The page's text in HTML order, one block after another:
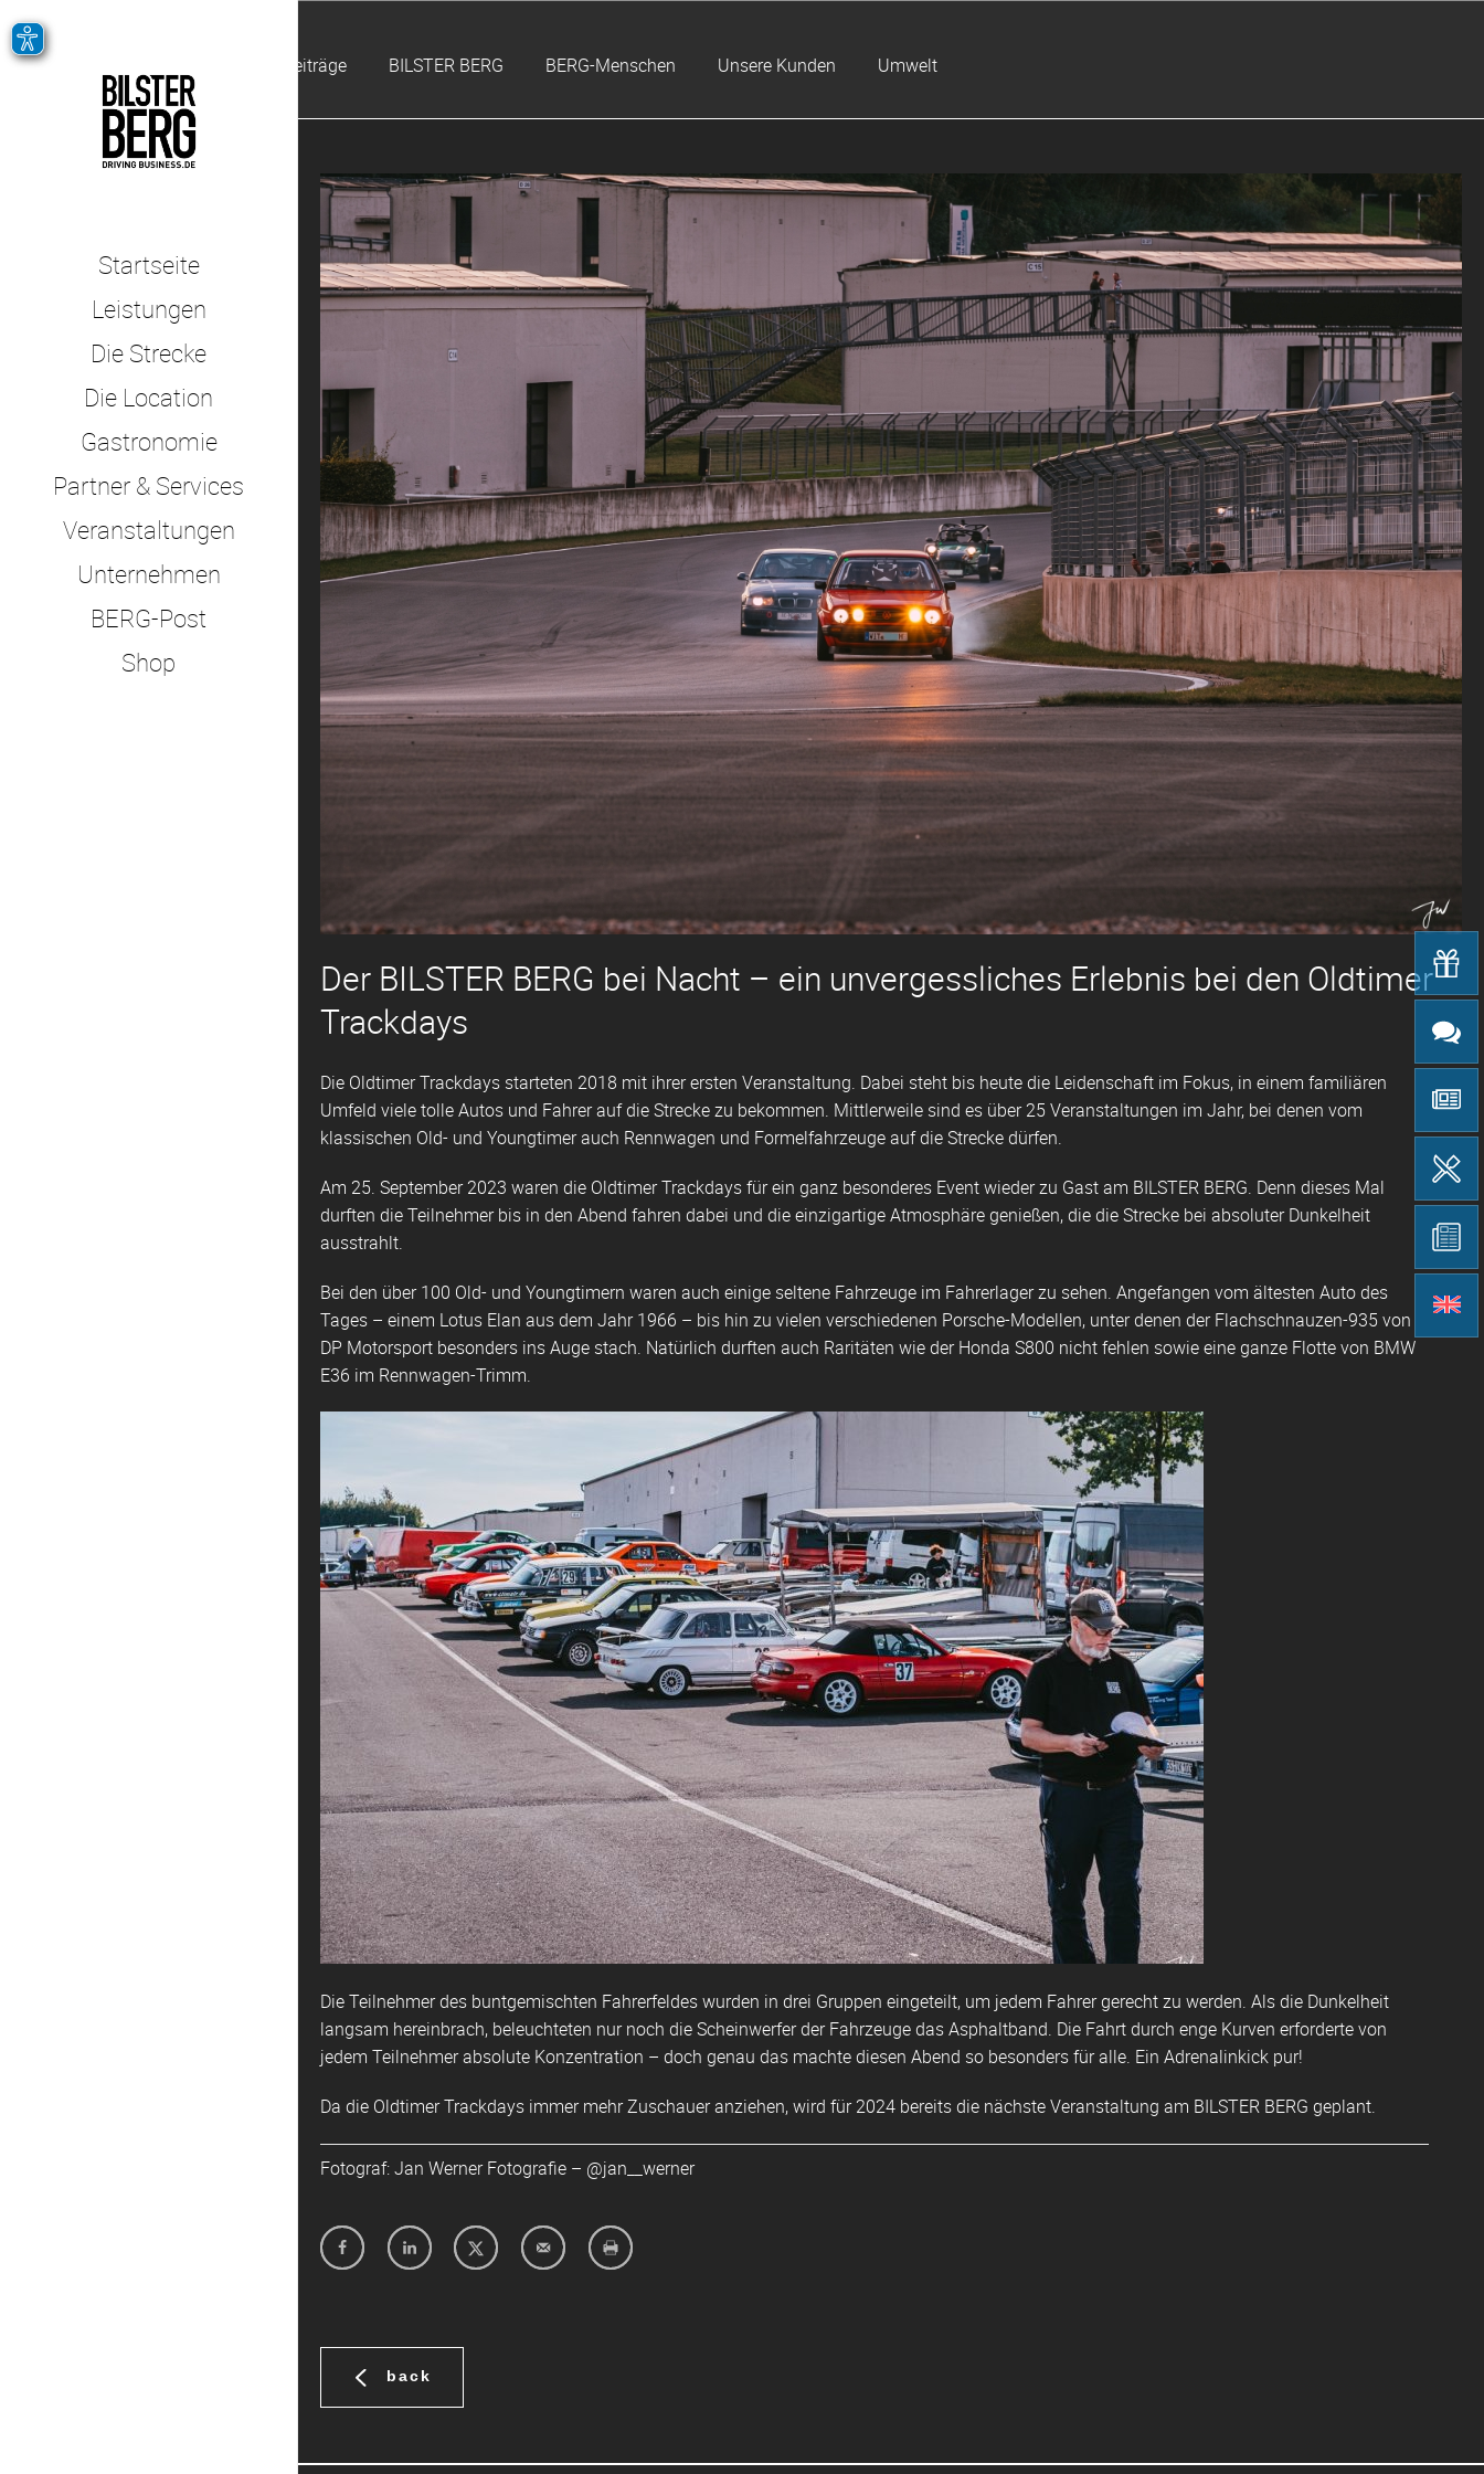
Startseite
Leistungen
Die Strecke
Die Location
Gastronomie
Partner & Services
Veranstaltungen
Unternehmen
BERG-Post
Shop
Alle Beiträge BILSTER BERG BERG-Menschen Unsere Kunden Umwelt
Der BILSTER BERG bei Nacht – ein unvergessliches Erlebnis bei den Oldtimer
Trackdays
Die Oldtimer Trackdays starteten 2018 mit ihrer ersten Veranstaltung. Dabei steht bis heute die Leidenschaft im Fokus, in einem familiären
Umfeld viele tolle Autos und Fahrer auf die Strecke zu bekommen. Mittlerweile sind es über 25 Veranstaltungen im Jahr, bei denen vom
klassischen Old- und Youngtimer auch Rennwagen und Formelfahrzeuge auf die Strecke dürfen.
Am 25. September 2023 waren die Oldtimer Trackdays für ein ganz besonderes Event wieder zu Gast am BILSTER BERG. Denn dieses Mal
durften die Teilnehmer bis in den Abend fahren dabei und die einzigartige Atmosphäre genießen, die die Strecke bei absoluter Dunkelheit
ausstrahlt.
Bei den über 100 Old- und Youngtimern waren auch einige seltene Fahrzeuge im Fahrerlager zu sehen. Angefangen vom ältesten Auto des
Tages – einem Lotus Elan aus dem Jahr 1966 – bis hin zu vielen verschiedenen Porsche-Modellen, unter denen der Flachschnauzen-935 von
DP Motorsport besonders ins Auge stach. Natürlich durften auch Raritäten wie der Honda S800 nicht fehlen sowie eine ganze Flotte von BMW
E36 im Rennwagen-Trimm.
Die Teilnehmer des buntgemischten Fahrerfeldes wurden in drei Gruppen eingeteilt, um jedem Fahrer gerecht zu werden. Als die Dunkelheit
langsam hereinbrach, beleuchteten nur noch die Scheinwerfer der Fahrzeuge das Asphaltband. Die Fahrt durch enge Kurven erforderte von
jedem Teilnehmer absolute Konzentration – doch genau das machte diesen Abend so besonders für alle. Ein Adrenalinkick pur!
Da die Oldtimer Trackdays immer mehr Zuschauer anziehen, wird für 2024 bereits die nächste Veranstaltung am BILSTER BERG geplant.
Fotograf: Jan Werner Fotografie – @jan__werner
back